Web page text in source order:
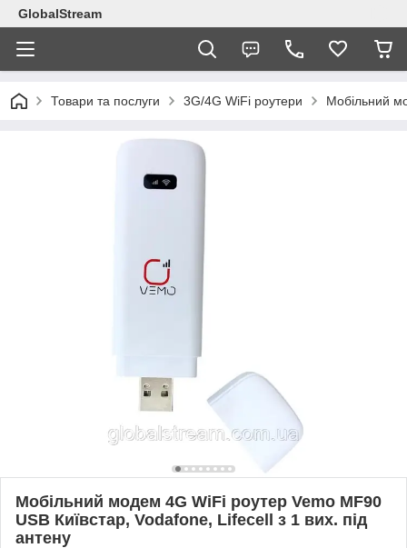
GlobalStream
Товари та послуги 3G/4G WiFi роутери Мобільний
Мобільний модем 4G WiFi роутер Vemo MF90
USB Київстар, Vodafone, Lifecell з 1 вих. під
антену